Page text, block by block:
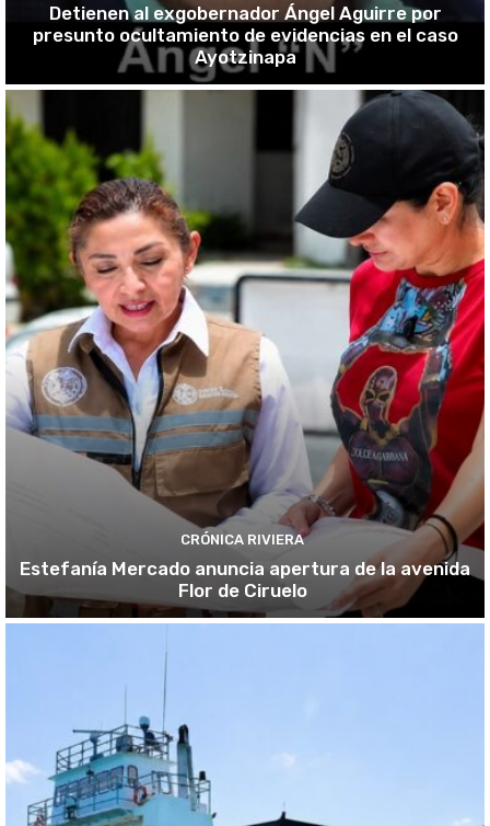
Detienen al exgobernador Ángel Aguirre por
presunto ocultamiento de evidencias en el caso
Ayotzinapa
CRÓNICA RIVIERA
Estefanía Mercado anuncia apertura de la avenida
Flor de Ciruelo